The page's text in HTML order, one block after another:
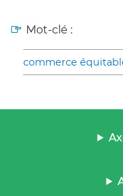
Mot-clé :
commerce